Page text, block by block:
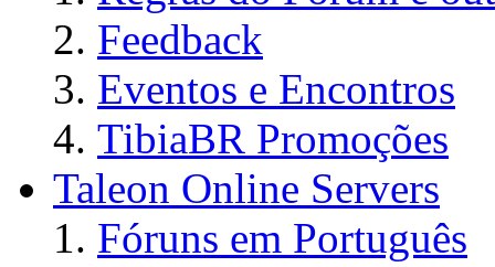
Feedback
Eventos e Encontros
TibiaBR Promoções
Taleon Online Servers
Fóruns em Português